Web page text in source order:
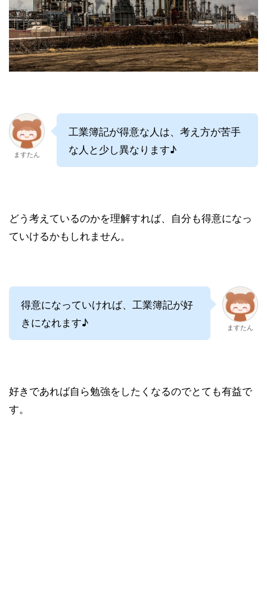
ますたん
工業簿記が得意な人は、考え方が苦手
な人と少し異なります♪
どう考えているのかを理解すれば、自分も得意になっ
ていけるかもしれません。
得意になっていければ、工業簿記が好
きになれます♪
ますたん
好きであれば自ら勉強をしたくなるのでとても有益で
す。